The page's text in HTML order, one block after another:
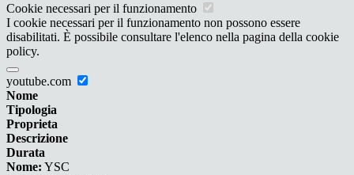
Cookie necessari per il funzionamento
I cookie necessari per il funzionamento non possono essere
disabilitati. È possibile consultare l'elenco nella pagina della cookie
policy.
youtube.com
Nome
Tipologia
Proprieta
Descrizione
Durata
Nome: YSC